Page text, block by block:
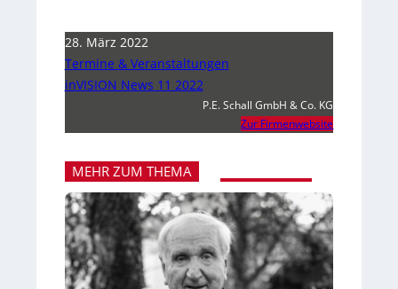
28. März 2022
Termine & Veranstaltungen
inVISION News 11 2022
P.E. Schall GmbH & Co. KG
Zur Firmenwebsite
MEHR ZUM THEMA